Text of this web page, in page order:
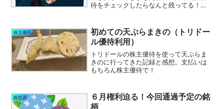
待をチェックしたらなんと残ってる！と
TOHOシネマズです～！今月末期限の映
画ご招待券があったので、早...
株主優待
初めての天ぷらまきの（トリドー
ル優待利用）
トリドールの株主優待を使って天ぷらま
きのに行ってきた記録と感想。支払いは
もちろん株主優待で！
株投資
６月権利迫る！今回通過予定の銘
柄